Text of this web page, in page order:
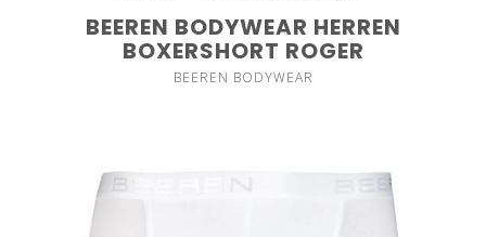
BEEREN BODYWEAR HERREN
BOXERSHORT ROGER
BEEREN BODYWEAR